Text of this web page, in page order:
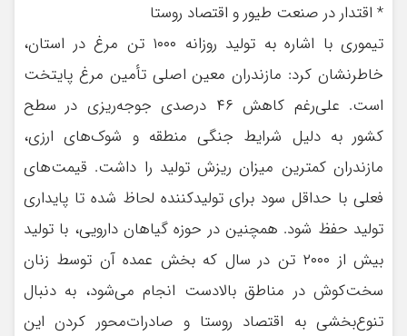
* اقتدار در صنعت طیور و اقتصاد روستا
تیموری با اشاره به تولید روزانه ۱۰۰۰ تن مرغ در استان،
خاطرنشان کرد: مازندران معین اصلی تأمین مرغ پایتخت
است. علی‌رغم کاهش ۴۶ درصدی جوجه‌ریزی در سطح
کشور به دلیل شرایط جنگی منطقه و شوک‌های ارزی،
مازندران کمترین میزان ریزش تولید را داشت. قیمت‌های
فعلی با حداقل سود برای تولیدکننده لحاظ شده تا پایداری
تولید حفظ شود. همچنین در حوزه گیاهان دارویی، با تولید
بیش از ۲۰۰۰ تن در سال که بخش عمده آن توسط زنان
سخت‌کوش در مناطق بالادست انجام می‌شود، به دنبال
تنوع‌بخشی به اقتصاد روستا و صادرات‌محور کردن این